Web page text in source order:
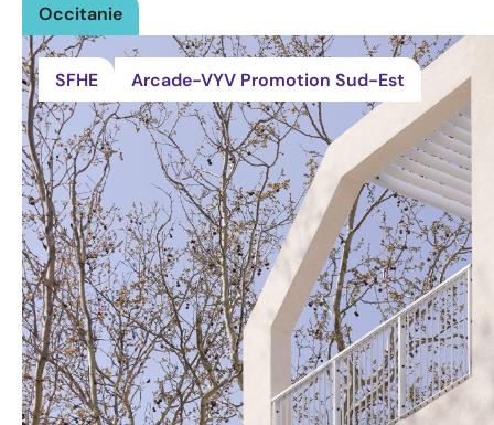
Qui sommes-nous ?
Notre gouvernance
Nos engagements
Leader du Logement Santé
Nos réalisations
Éclairages
Ressources
Travailler au sein du groupe
Nous rejoindre
Occitanie
SFHE Arcade-VYV Promotion Sud-Est